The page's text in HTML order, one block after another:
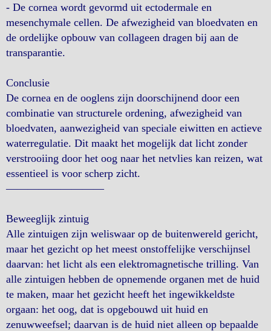
- De cornea wordt gevormd uit ectodermale en
mesenchymale cellen. De afwezigheid van bloedvaten en
de ordelijke opbouw van collageen dragen bij aan de
transparantie.
Conclusie
De cornea en de ooglens zijn doorschijnend door een
combinatie van structurele ordening, afwezigheid van
bloedvaten, aanwezigheid van speciale eiwitten en actieve
waterregulatie. Dit maakt het mogelijk dat licht zonder
verstrooiing door het oog naar het netvlies kan reizen, wat
essentieel is voor scherp zicht.
—————————
Beweeglijk zintuig
Alle zintuigen zijn weliswaar op de buitenwereld gericht,
maar het gezicht op het meest onstoffelijke verschijnsel
daarvan: het licht als een elektromagnetische trilling. Van
alle zintuigen hebben de opnemende organen met de huid
te maken, maar het gezicht heeft het ingewikkeldste
orgaan: het oog, dat is opgebouwd uit huid en
zenuwweefsel; daarvan is de huid niet alleen op bepaalde